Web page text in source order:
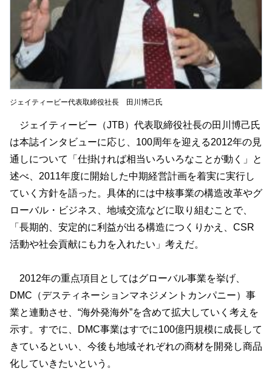
ジェイティービー代表取締役社長 田川博己氏
ジェイティービー（JTB）代表取締役社長の田川博己氏
は本誌インタビューに応じ、100周年を迎える2012年の見
通しについて「仕掛ければ相当いろいろなことが動く」と
述べ、2011年度に開始した中期経営計画を着実に実行し
ていく方針を語った。具体的には中核事業の構造改革やグ
ローバル・ビジネス、地域交流などに取り組むことで、
「長期的、安定的に利益が出る構造につくりかえ、CSR
活動や社会貢献にも力を入れたい」考えだ。
2012年の重点項目としてはグローバル事業を挙げ、
DMC（デスティネーションマネジメントカンパニー）事
業と連動させ、“海外発海外”を含めて拡大していく考えを
示す。すでに、DMC事業はすでに100億円規模に成長して
きているといい、今後も地域それぞれの商材を開発し商品
化していきたいという。